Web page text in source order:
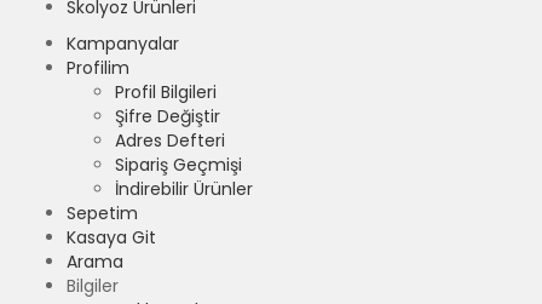
Skolyoz Ürünleri
Kampanyalar
Profilim
Profil Bilgileri
Şifre Değiştir
Adres Defteri
Sipariş Geçmişi
İndirebilir Ürünler
Sepetim
Kasaya Git
Arama
Bilgiler